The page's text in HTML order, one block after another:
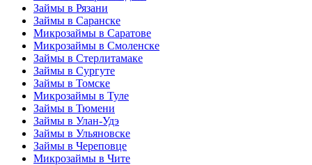
Займы в Рязани
Займы в Саранске
Микрозаймы в Саратове
Микрозаймы в Смоленске
Займы в Стерлитамаке
Займы в Сургуте
Займы в Томске
Микрозаймы в Туле
Займы в Тюмени
Займы в Улан-Удэ
Займы в Ульяновске
Займы в Череповце
Микрозаймы в Чите